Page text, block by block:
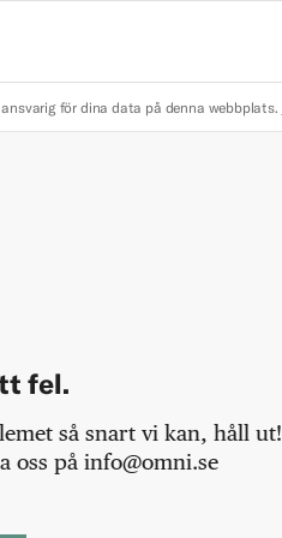
för dina data på denna webbplats.
fel.
så snart vi kan, håll ut!
oss på info@omni.se